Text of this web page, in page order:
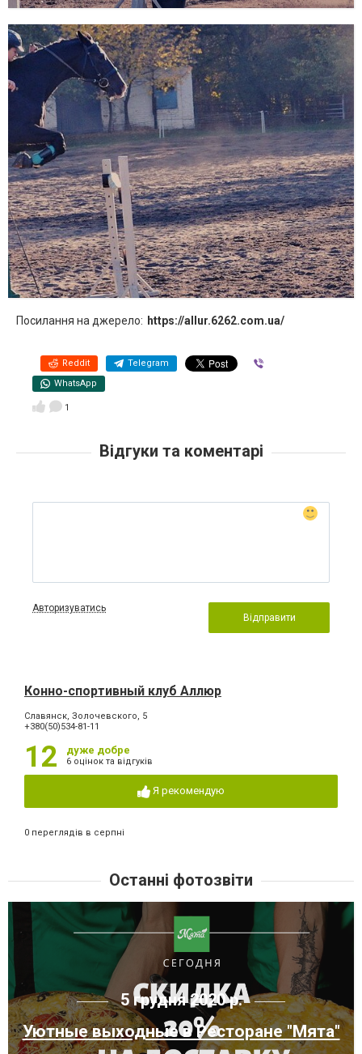
Посилання на джерело: https://allur.6262.com.ua/
Reddit Telegram
WhatsApp
1
Відгуки та коментарі
Авторизуватись
Відправити
Конно-спортивный клуб Аллюр
Славянск, Золочевского, 5
+380(50)534-81-11
12 дуже добре
6 оцінок та відгуків
Я рекомендую
0 переглядів в серпні
Останні фотозвіти
5 грудня 2020 р.
Уютные выходные в Ресторане "Мята"